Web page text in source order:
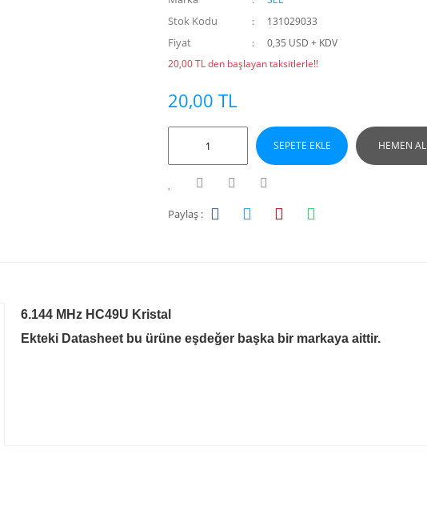
Stok Kodu 131029033
Fiyat
0,35 USD + KDV
20,00 TL den başlayan taksitlerle!!
20,00 TL
SEPETE EKLE HEMEN AL
Paylaş :
6.144 MHz HC49U Kristal
Ekteki Datasheet bu ürüne eşdeğer başka bir markaya aittir.